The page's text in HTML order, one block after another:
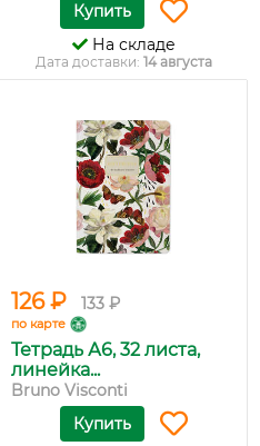
Купить
На складе
Дата доставки: 14 августа
126 ₽ 133 ₽
по карте
Тетрадь А6, 32 листа,
линейка...
Bruno Visconti
Купить